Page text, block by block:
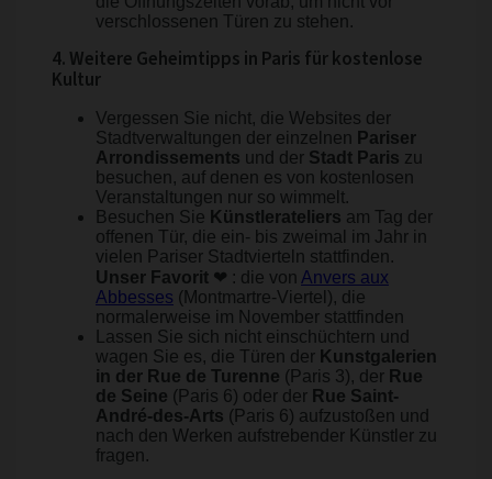
verschlossenen Türen zu stehen.
4. Weitere Geheimtipps in Paris für kostenlose
Kultur
Vergessen Sie nicht, die Websites der
Stadtverwaltungen der einzelnen Pariser
Arrondissements und der Stadt Paris zu
besuchen, auf denen es von kostenlosen
Veranstaltungen nur so wimmelt.
Besuchen Sie Künstlerateliers am Tag der
offenen Tür, die ein- bis zweimal im Jahr in
vielen Pariser Stadtvierteln stattfinden.
Unser Favorit ❤ : die von Anvers aux
Abbesses (Montmartre-Viertel), die
normalerweise im November stattfinden
Lassen Sie sich nicht einschüchtern und
wagen Sie es, die Türen der Kunstgalerien
in der Rue de Turenne (Paris 3), der Rue
de Seine (Paris 6) oder der Rue Saint-
André-des-Arts (Paris 6) aufzustoßen und
nach den Werken aufstrebender Künstler zu
fragen.